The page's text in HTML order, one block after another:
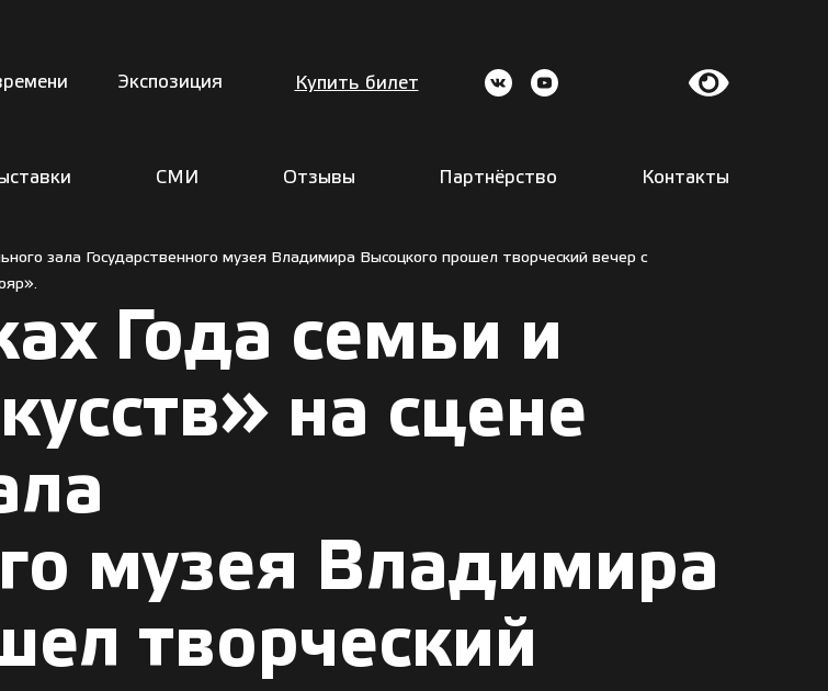
Экспозиция Купить билет
СМИ Отзывы Партнёрство Контакты
зала Государственного музея Владимира Высоцкого прошел творческий вечер с
Года семьи и
на сцене
музея Владимира
творческий